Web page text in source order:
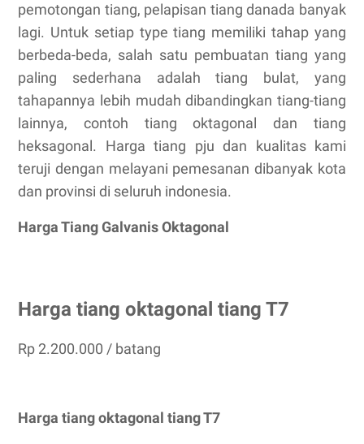
pemotongan tiang, pelapisan tiang danada banyak
lagi. Untuk setiap type tiang memiliki tahap yang
berbeda-beda, salah satu pembuatan tiang yang
paling sederhana adalah tiang bulat, yang
tahapannya lebih mudah dibandingkan tiang-tiang
lainnya, contoh tiang oktagonal dan tiang
heksagonal. Harga tiang pju dan kualitas kami
teruji dengan melayani pemesanan dibanyak kota
dan provinsi di seluruh indonesia.
Harga Tiang Galvanis Oktagonal
Harga tiang oktagonal tiang T7
Rp 2.200.000 / batang
Harga tiang oktagonal tiang T7